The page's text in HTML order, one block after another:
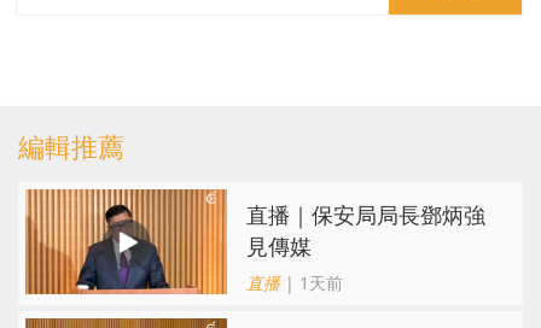
編輯推薦
直播｜保安局局長鄧炳強
見傳媒
直播| 1天前